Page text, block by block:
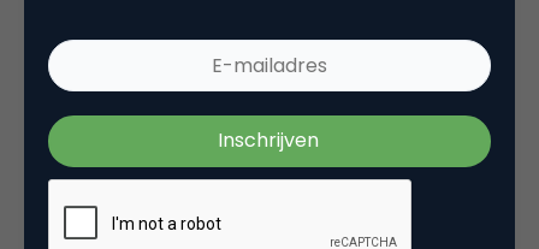
Tags
4 Reacties